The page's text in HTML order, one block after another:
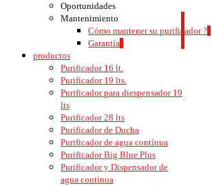
Oportunidades
Mantenimiento
Cómo mantener su purificador ?
Garantía
productos
Purificador 16 lt.
Purificador 19 lts.
Purificador para diespensador 19
lts
Purificador 28 lts
Purificador de Ducha
Purificador de agua contínua
Purificador Big Blue Plus
Purificador y Dispensador de
agua continua